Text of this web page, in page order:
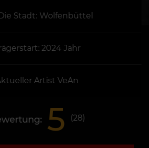
Stadt: Wolfenbüttel
2024 Jahr
Artist VeAn
5 (28)